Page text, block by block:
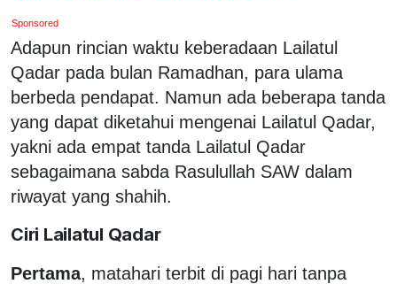
Sponsored
Adapun rincian waktu keberadaan Lailatul
Qadar pada bulan Ramadhan, para ulama
berbeda pendapat. Namun ada beberapa tanda
yang dapat diketahui mengenai Lailatul Qadar,
yakni ada empat tanda Lailatul Qadar
sebagaimana sabda Rasulullah SAW dalam
riwayat yang shahih.
Ciri Lailatul Qadar
Pertama, matahari terbit di pagi hari tanpa